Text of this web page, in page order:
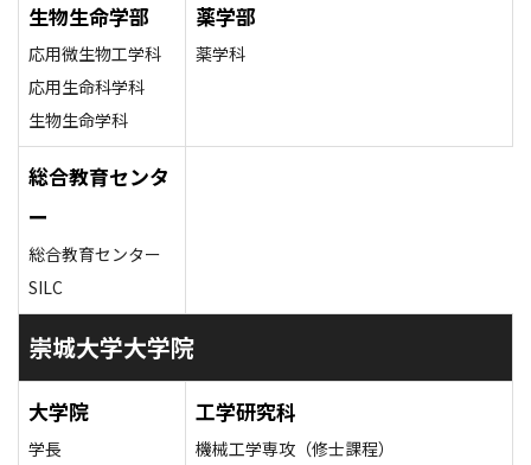
生物生命学部
応用微生物工学科
応用生命科学科
生物生命学科
薬学部
薬学科
総合教育センタ
ー
総合教育センター
SILC
崇城大学大学院
大学院
学長
工学研究科
機械工学専攻（修士課程）